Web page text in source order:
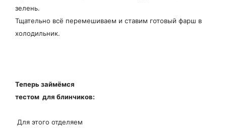
зелень.
Тщательно всё перемешиваем и ставим готовый фарш в
холодильник.
Теперь займёмся
тестом для блинчиков:
Для этого отделяем